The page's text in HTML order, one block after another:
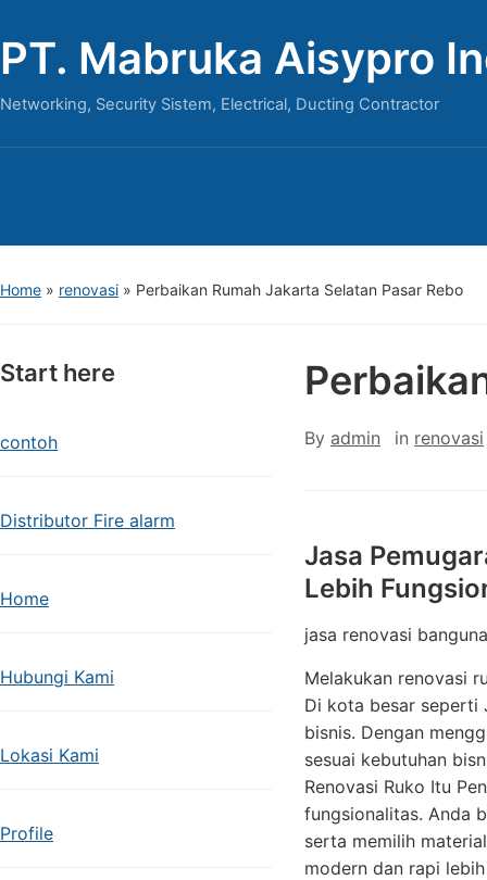
PT. Mabruka Aisypro
Networking, Security Sistem, Electrical, Ducting Contractor
Home » renovasi » Perbaikan Rumah Jakarta Selatan Pasar Rebo
Start here
contoh
Distributor Fire alarm
Home
Hubungi Kami
Lokasi Kami
Profile
By admin in renovasi
Jasa
Lebih
jasa renovasi
Melakukan renovasi
Di kota besar seperti
bisnis. Dengan
sesuai kebutuhan
Renovasi Ruko Itu
fungsionalitas. Anda
serta memilih
modern dan rapi